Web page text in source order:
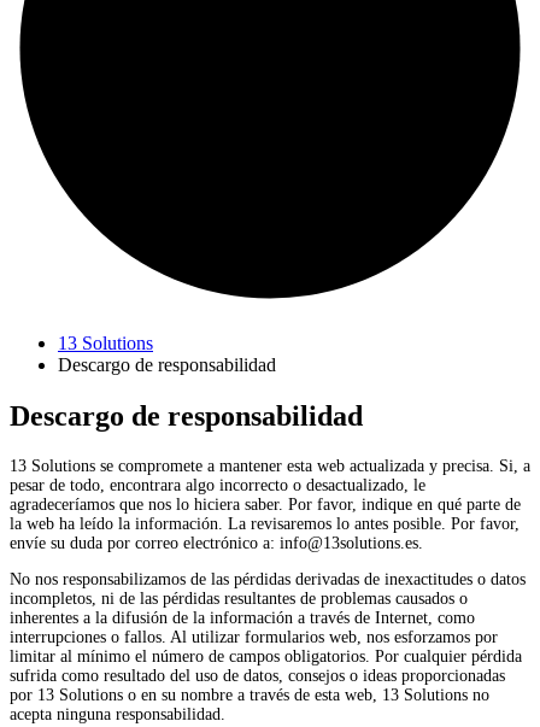
13 Solutions
Descargo de responsabilidad
Descargo de responsabilidad
13 Solutions se compromete a mantener esta web actualizada y precisa. Si, a
pesar de todo, encontrara algo incorrecto o desactualizado, le
agradeceríamos que nos lo hiciera saber. Por favor, indique en qué parte de
la web ha leído la información. La revisaremos lo antes posible. Por favor,
envíe su duda por correo electrónico a: info@13solutions.es
No nos responsabilizamos de las pérdidas derivadas de inexactitudes o datos
incompletos, ni de las pérdidas resultantes de problemas causados o
inherentes a la difusión de la información a través de Internet, como
interrupciones o fallos. Al utilizar formularios web, nos esforzamos por
limitar al mínimo el número de campos obligatorios. Por cualquier pérdida
sufrida como resultado del uso de datos, consejos o ideas proporcionadas
por 13 Solutions o en su nombre a través de esta web, 13 Solutions no
acepta ninguna responsabilidad.